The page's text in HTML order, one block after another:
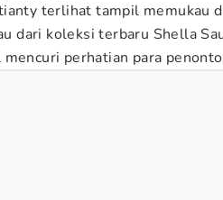
terlihat tampil memukau
dari koleksi terbaru Shella
perhatian para